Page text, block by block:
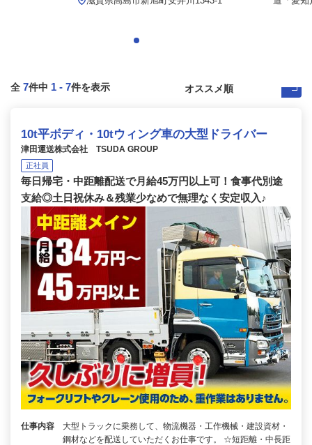
全 7件中 1 - 7件を表示
10t平ボディ・10tウィング車の大型ドライバー
津田運送株式会社 TSUDA GROUP
正社員
毎日帰宅・中距離配送で月給45万円以上可！食事代別途
支給◎土日祝休み＆残業少なめで無理なく安定収入♪
仕事内容
大型トラックに乗務して、物流機器・工作機械・建設資材・
鋼材などを配送していただくお仕事です。 ☆短距離・中長距